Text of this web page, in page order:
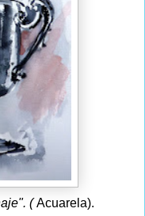
(Acuarela).